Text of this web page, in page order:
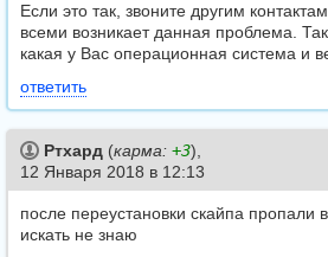
Если это так, звоните другим
всеми возникает данная проблема.
какая у Вас операционная система и
ответить
Ртхард (карма: +3),
12 Января 2018 в 12:13
после переустановки скайпа пропали
искать не знаю